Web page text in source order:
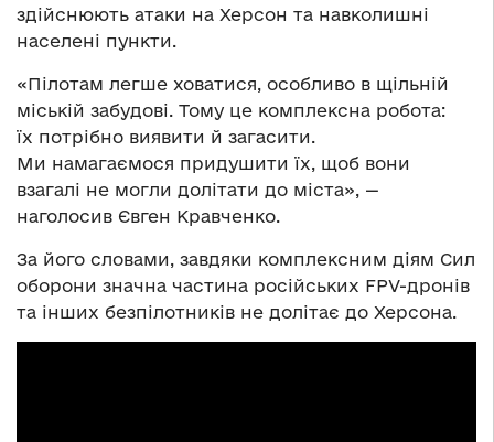
здійснюють атаки на Херсон та навколишні
населені пункти.
«Пілотам легше ховатися, особливо в щільній
міській забудові. Тому це комплексна робота:
їх потрібно виявити й загасити.
Ми намагаємося придушити їх, щоб вони
взагалі не могли долітати до міста», —
наголосив Євген Кравченко.
За його словами, завдяки комплексним діям Сил
оборони значна частина російських FPV-дронів
та інших безпілотників не долітає до Херсона.